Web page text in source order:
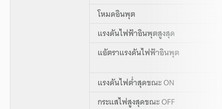
โหมดอินพุต
แรงดันไฟฟ้าอินพุตสูงสุด
แอัตราแรงดันไฟฟ้าอินพุต
แรงดันไฟต่ำสุดขณะ ON
กระแสไฟสูงสุดขณะ OFF